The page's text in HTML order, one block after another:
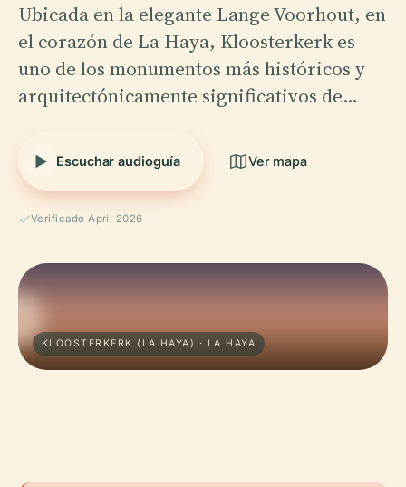
Ubicada en la elegante Lange Voorhout, en
el corazón de La Haya, Kloosterkerk es
uno de los monumentos más históricos y
arquitectónicamente significativos de…
Escuchar audioguía Ver mapa
Verificado April 2026
KLOOSTERKERK (LA HAYA) · LA HAYA